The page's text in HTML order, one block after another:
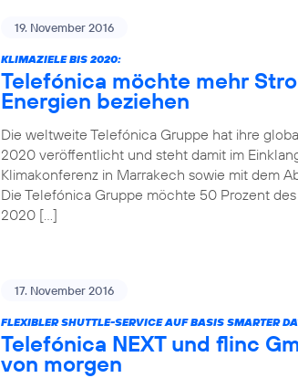
19. November 2016
KLIMAZIELE BIS 2020:
Telefónica möchte mehr
Energien beziehen
Die weltweite Telefónica Gruppe hat ihre
2020 veröffentlicht und steht damit im
Klimakonferenz in Marrakech sowie mit dem
Die Telefónica Gruppe möchte 50 Prozent
2020 […]
17. November 2016
FLEXIBLER SHUTTLE-SERVICE AUF BASIS SMARTER
Telefónica NEXT und flinc
von morgen